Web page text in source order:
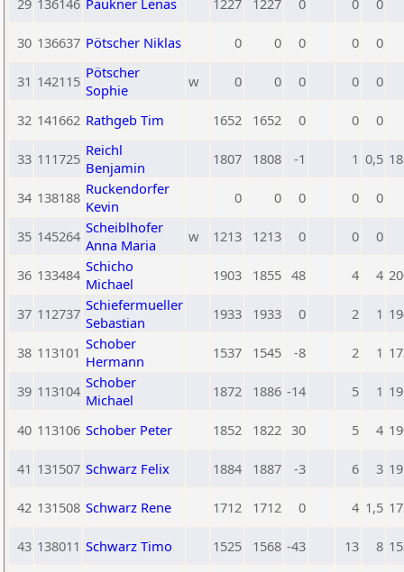
29 136146 Paukner Lenas 1227 1227 0 0 0
30 136637 Pötscher Niklas 0 0 0 0 0
31 142115 Pötscher
Sophie
w 0 0 0 0 0
32 141662 Rathgeb Tim 1652 1652 0 0 0
33 111725 Reichl
Benjamin
1807 1808 -1 1 0,5
34 138188 Ruckendorfer
Kevin
0 0 0 0 0
35 145264 Scheiblhofer
Anna Maria
w 1213 1213 0 0 0
36 133484 Schicho
Michael
1903 1855 48 4 4
37 112737 Schiefermueller
Sebastian
1933 1933 0 2 1
38 113101 Schober
Hermann
1537 1545 -8 2 1
39 113104 Schober
Michael
1872 1886 -14 5 1
40 113106 Schober Peter 1852 1822 30 5 4
41 131507 Schwarz Felix 1884 1887 -3 6 3
42 131508 Schwarz Rene 1712 1712 0 4 1,5
43 138011 Schwarz Timo 1525 1568 -43 13 8